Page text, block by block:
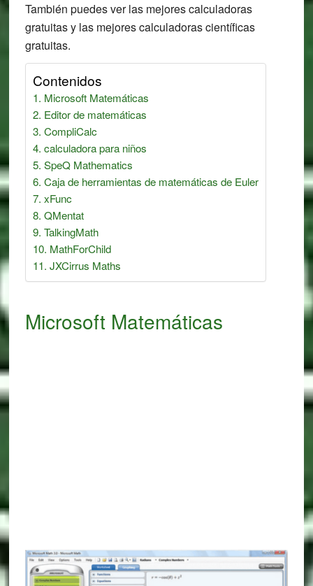
También puedes ver las mejores calculadoras
gratuitas y las mejores calculadoras científicas
gratuitas.
Contenidos
Microsoft Matemáticas
Editor de matemáticas
CompliCalc
calculadora para niños
SpeQ Mathematics
Caja de herramientas de matemáticas de Euler
xFunc
QMentat
TalkingMath
MathForChild
JXCirrus Maths
Microsoft Matemáticas